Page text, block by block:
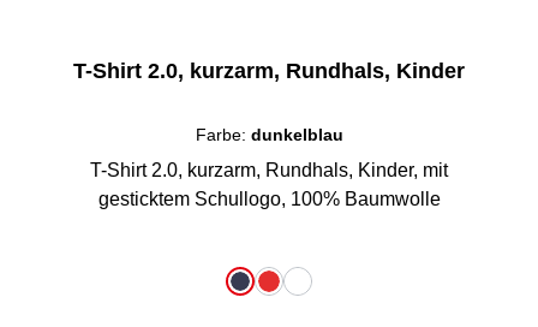
T-Shirt 2.0, kurzarm, Rundhals, Kinder
Farbe: dunkelblau
T-Shirt 2.0, kurzarm, Rundhals, Kinder, mit
gesticktem Schullogo, 100% Baumwolle
auswählendunkelblau
rot weiß